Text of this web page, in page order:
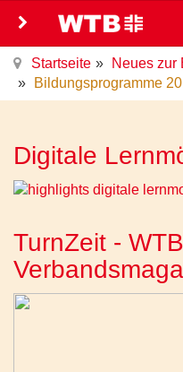
Startseite
Neues zur
Bildungsprogramme
Digitale
TurnZeit -